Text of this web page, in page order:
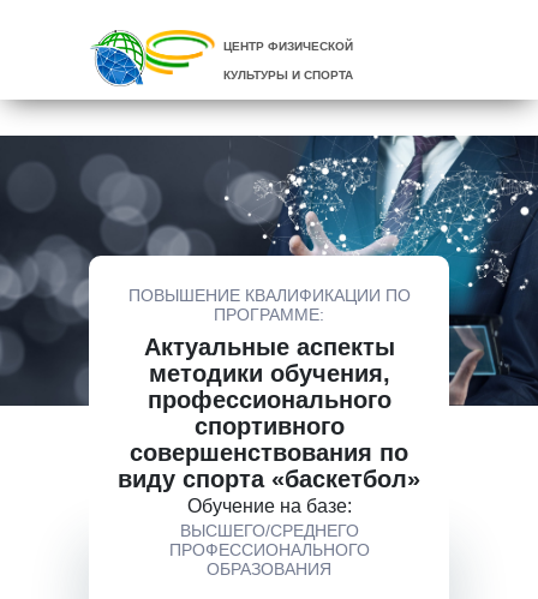
ЦЕНТР ФИЗИЧЕСКОЙ
КУЛЬТУРЫ И СПОРТА
ПОВЫШЕНИЕ КВАЛИФИКАЦИИ ПО
ПРОГРАММЕ:
Актуальные аспекты
методики обучения,
профессионального
спортивного
совершенствования по
виду спорта «баскетбол»
Обучение на базе:
ВЫСШЕГО/СРЕДНЕГО
ПРОФЕССИОНАЛЬНОГО
ОБРАЗОВАНИЯ